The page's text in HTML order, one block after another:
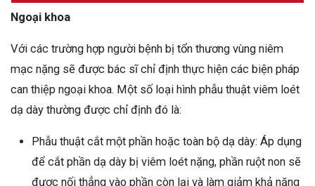
Ngoại khoa
Với các trường hợp người bệnh bị tổn thương vùng niêm
mạc nặng sẽ được bác sĩ chỉ định thực hiện các biện pháp
can thiệp ngoại khoa. Một số loại hình phẫu thuật viêm loét
dạ dày thường được chỉ định đó là:
Phẫu thuật cắt một phần hoặc toàn bộ dạ dày: Áp dụng
để cắt phần dạ dày bị viêm loét nặng, phần ruột non sẽ
được nối thẳng vào phần còn lại và làm giảm khả năng